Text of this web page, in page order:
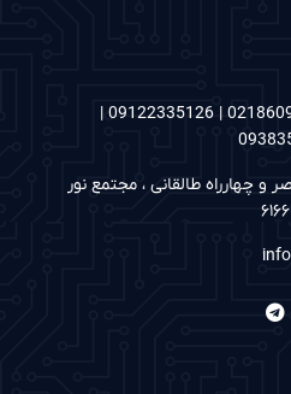
شماره های تماس: 02186097048 | 09122335126 |
و چهارراه طالقانی ، مجتمع نور